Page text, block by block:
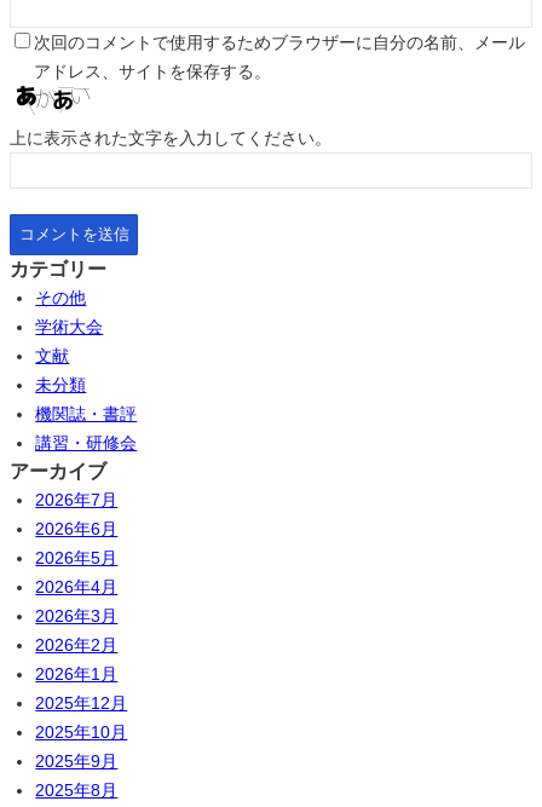
次回のコメントで使用するためブラウザーに自分の名前、メール
アドレス、サイトを保存する。
上に表示された文字を入力してください。
カテゴリー
その他
学術大会
文献
未分類
機関誌・書評
講習・研修会
アーカイブ
2026年7月
2026年6月
2026年5月
2026年4月
2026年3月
2026年2月
2026年1月
2025年12月
2025年10月
2025年9月
2025年8月